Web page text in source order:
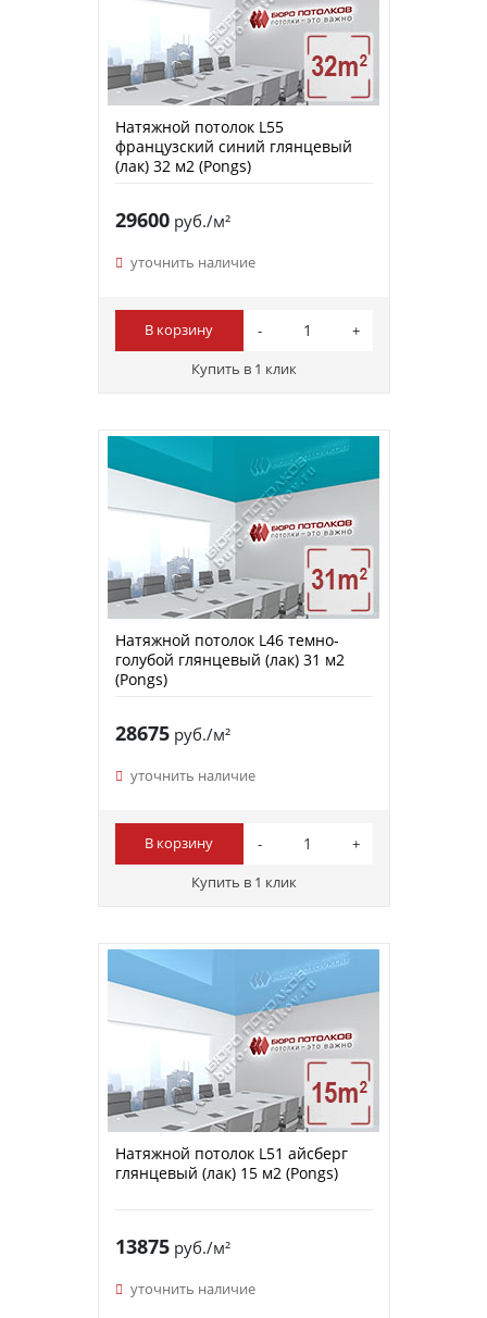
Натяжной потолок L55
французский синий глянцевый
(лак) 32 м2 (Pongs)
29600руб./м²
уточнить наличие
В корзину
Купить в 1 клик
Натяжной потолок L46 темно-
голубой глянцевый (лак) 31 м2
(Pongs)
28675руб./м²
уточнить наличие
В корзину
Купить в 1 клик
Натяжной потолок L51 айсберг
глянцевый (лак) 15 м2 (Pongs)
13875руб./м²
уточнить наличие